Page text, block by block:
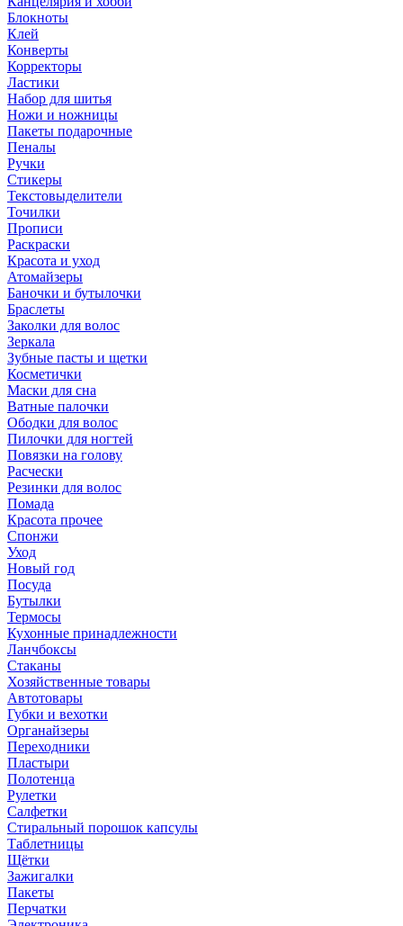
Блокноты
Клей
Конверты
Корректоры
Ластики
Набор для шитья
Ножи и ножницы
Пакеты подарочные
Пеналы
Ручки
Стикеры
Текстовыделители
Точилки
Прописи
Раскраски
Красота и уход
Атомайзеры
Баночки и бутылочки
Браслеты
Заколки для волос
Зеркала
Зубные пасты и щетки
Косметички
Маски для сна
Ватные палочки
Ободки для волос
Пилочки для ногтей
Повязки на голову
Расчески
Резинки для волос
Помада
Красота прочее
Спонжи
Уход
Новый год
Посуда
Бутылки
Термосы
Кухонные принадлежности
Ланчбоксы
Стаканы
Хозяйственные товары
Автотовары
Губки и вехотки
Органайзеры
Переходники
Пластыри
Полотенца
Рулетки
Салфетки
Стиральный порошок капсулы
Таблетницы
Щётки
Зажигалки
Пакеты
Перчатки